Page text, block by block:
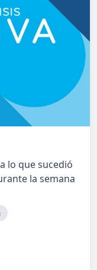
lo que sucedió
la semana